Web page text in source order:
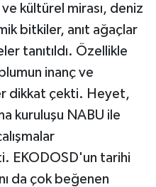
kültürel mirası, deniz
bitkiler, anıt ağaçlar
tanıtıldı. Özellikle
inanç ve
dikkat çekti. Heyet,
kuruluşu NABU ile
EKODOSD'un tarihi
da çok beğenen